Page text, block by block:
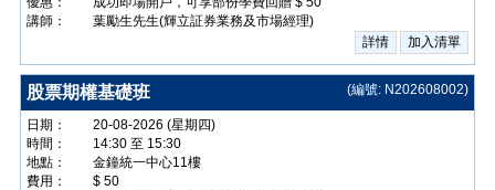
講師：
葉勵生先生(輝立証券業務及市場經理)
(編號: N202608002)
股票期權基礎班
日期：
20-08-2026 (星期四)
時間：
14:30 至 15:30
地點：
金鐘統一中心11樓
費用：
$ 50